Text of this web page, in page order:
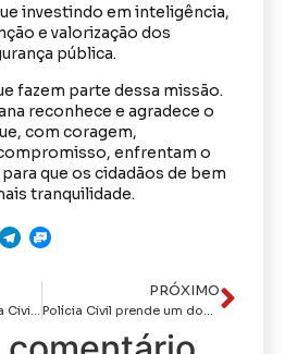
investindo em inteligência,
e valorização dos
pública.
fazem parte dessa missão.
reconhece e agradece o
com coragem,
enfrentam o
que os cidadãos de bem
tranquilidade.
PRÓXIMO